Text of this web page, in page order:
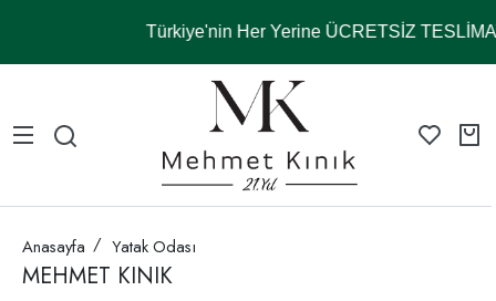
Türkiye'nin Her Yerine ÜCRETSİZ
Anasayfa Yatak Odası
MEHMET KINIK